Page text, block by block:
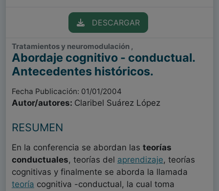
DESCARGAR
Tratamientos y neuromodulación ,
Abordaje cognitivo - conductual.
Antecedentes históricos.
Fecha Publicación: 01/01/2004
Autor/autores: Claribel Suárez López
RESUMEN
En la conferencia se abordan las teorías
conductuales, teorías del aprendizaje, teorías
cognitivas y finalmente se aborda la llamada
teoría cognitiva -conductual, la cual toma